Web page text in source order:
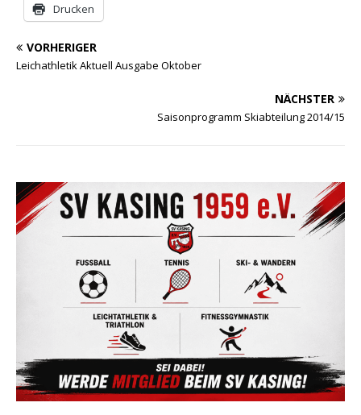
Drucken
VORHERIGER
Leichathletik Aktuell Ausgabe Oktober
NÄCHSTER
Saisonprogramm Skiabteilung 2014/15